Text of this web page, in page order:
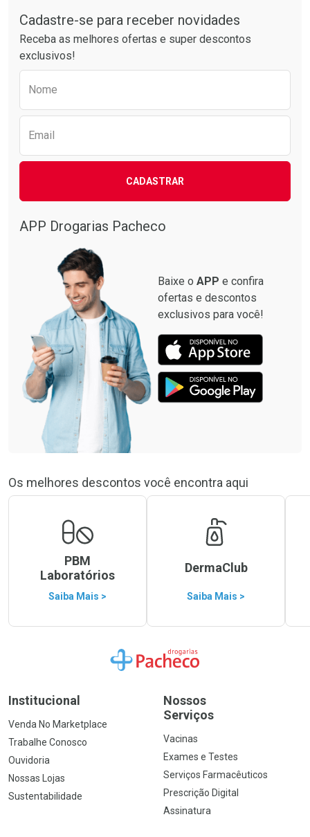
Cadastre-se para receber novidades
Receba as melhores ofertas e super descontos
exclusivos!
Nome
Email
CADASTRAR
APP Drogarias Pacheco
Baixe o APP e confira
ofertas e descontos
exclusivos para você!
Os melhores descontos você encontra aqui
PBM
Laboratórios
Saiba Mais >
DermaClub
Saiba Mais >
Ir para a Home
Institucional
Venda No Marketplace
Trabalhe Conosco
Ouvidoria
Nossas Lojas
Sustentabilidade
Nossos
Serviços
Vacinas
Exames e Testes
Serviços Farmacêuticos
Prescrição Digital
Assinatura